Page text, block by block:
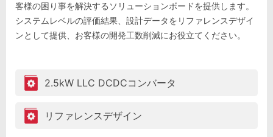
客様の困り事を解決するソリューションボードを提供します。
システムレベルの評価結果、設計データをリファレンスデザイ
ンとして提供、お客様の開発工数削減にお役立てください。
2.5kW LLC DCDCコンバータ
リファレンスデザイン